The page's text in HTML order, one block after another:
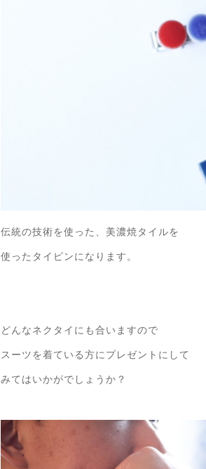
伝統の技術を使った、美濃焼タイルを
使ったタイピンになります。
どんなネクタイにも合いますので
スーツを着ている方にプレゼントにして
みてはいかがでしょうか？